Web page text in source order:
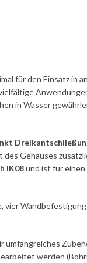
für den Einsatz in
in Wasser
des Gehäuses
IK08und ist für einen
umfangreiches
werden